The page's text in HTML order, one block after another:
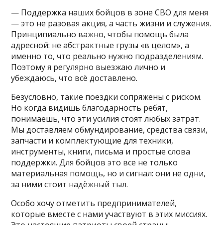
— Поддержка наших бойцов в зоне СВО для меня
— это не разовая акция, а часть жизни и служения.
Принципиально важно, чтобы помощь была
адресной: не абстрактные грузы «в целом», а
именно то, что реально нужно подразделениям.
Поэтому я регулярно выезжаю лично и
убеждаюсь, что всё доставлено.
Безусловно, такие поездки сопряжены с риском.
Но когда видишь благодарность ребят,
понимаешь, что эти усилия стоят любых затрат.
Мы доставляем обмундирование, средства связи,
запчасти и комплектующие для техники,
инструменты, книги, письма и простые слова
поддержки. Для бойцов это все не только
материальная помощь, но и сигнал: они не одни,
за ними стоит надёжный тыл.
Особо хочу отметить предпринимателей,
которые вместе с нами участвуют в этих миссиях.